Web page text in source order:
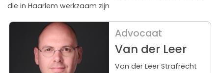
die in Haarlem werkzaam zijn
Advocaat
Van der Leer
Van der Leer Strafrecht